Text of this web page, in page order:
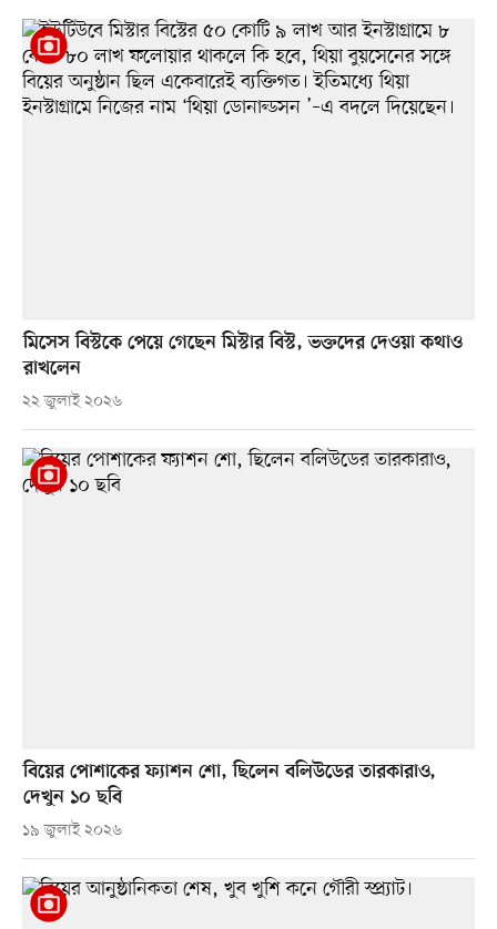
মিসেস বিস্টকে পেয়ে গেছেন মিস্টার বিস্ট, ভক্তদের দেওয়া কথাও
রাখলেন
২২ জুলাই ২০২৬
বিয়ের পোশাকের ফ্যাশন শো, ছিলেন বলিউডের তারকারাও,
দেখুন ১০ ছবি
১৯ জুলাই ২০২৬